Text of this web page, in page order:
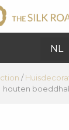
NL
/
houten